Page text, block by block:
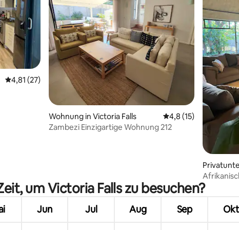
Bewertungen
Durchschnittliche Bewertung: 4,81 von 5, 27 Bewertungen
4,81 (27)
Wohnung in Victoria Falls Durchschnittliche
4,8 (15)
Zambezi Einzigartige Wohnung 212
um Victoria Falls zu besuchen?
Jun Jul Aug Sep Okt